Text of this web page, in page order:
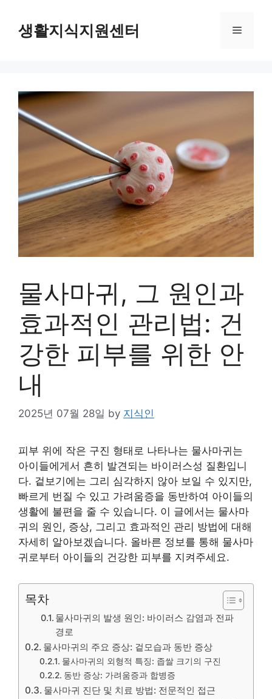
content생활지식지원센터 Menu
물사마귀, 그 원인과
효과적인 관리법: 건
강한 피부를 위한 안
내
2025년 07월 28일 by 지식인
피부 위에 작은 구진 형태로 나타나는 물사마귀는
아이들에게서 흔히 발견되는 바이러스성 질환입니
다. 겉보기에는 그리 심각하지 않아 보일 수 있지만,
빠르게 번질 수 있고 가려움증을 동반하여 아이들의
생활에 불편을 줄 수 있습니다. 이 글에서는 물사마
귀의 원인, 증상, 그리고 효과적인 관리 방법에 대해
자세히 알아보겠습니다. 올바른 정보를 통해 물사마
귀로부터 아이들의 건강한 피부를 지켜주세요.
목차
물사마귀의 발생 원인: 바이러스 감염과 전파
경로
물사마귀의 주요 증상: 겉모습과 동반 증상
물사마귀의 외형적 특징: 좁쌀 크기의 구진
동반 증상: 가려움증과 합병증
물사마귀 진단 및 치료 방법: 전문적인 접근